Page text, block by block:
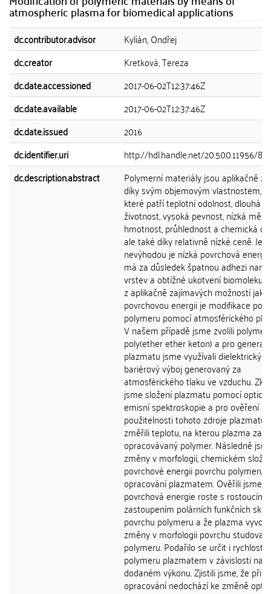
atmospheric plasma for biomedical applications
dc.contributor.advisor
Kylián, Ondřej
dc.creator
Kretková, Tereza
dc.date.accessioned
2017-06-02T12:37:46Z
dc.date.available
2017-06-02T12:37:46Z
dc.date.issued
2016
dc.identifier.uri
http://hdl.handle.net/20.500.11956/
dc.description.abstract
Polymerní materiály jsou aplikačně
díky svým objemovým vlastnostem,
které patří teplotní odolnost, dlouhá
životnost, vysoká pevnost, nízká
hmotnost, průhlednost a chemická
ale také díky relativně nízké ceně.
nevýhodou je nízká povrchová
má za důsledek špatnou adhezi
vrstev a obtížné ukotvení biomolekul.
z aplikačně zajímavých možností jak
povrchovou energii je modifikace
polymeru pomocí atmosférického
V našem případě jsme zvolili polymer
poly(ether ether keton) a pro generaci
plazmatu jsme využívali dielektrický
bariérový výboj generovaný za
atmosférického tlaku ve vzduchu.
jsme složení plazmatu pomocí optické
emisní spektroskopie a pro ověření
použitelnosti tohoto zdroje plazmatu
změřili teplotu, na kterou plazma
opracovávaný polymer. Následně
změny v morfologii, chemickém
povrchové energii povrchu polymeru
opracování plazmatem. Ověřili jsme,
povrchová energie roste s rostoucím
zastoupením polárních funkčních
povrchu polymeru a že plazma
změny v morfologii povrchu
polymeru. Podařilo se určit i rychlost
polymeru plazmatem v závislosti na
dodaném výkonu. Zjistili jsme, že při
opracování nedochází ke změně